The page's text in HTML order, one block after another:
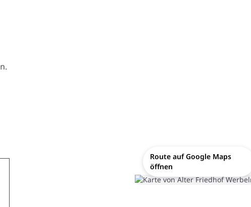
Route auf Google Maps
öffnen